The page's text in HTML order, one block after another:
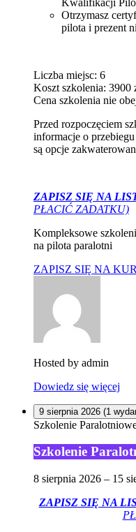
Otrzymasz
pilota i prezent
Liczba miejsc: 6
Koszt szkolenia: 3900
Cena szkolenia nie
Przed rozpoczęciem
informacje o
są opcje
ZAPISZ SIĘ NA
PŁACIĆ ZADATKU)
Kompleksowe
na pilota paralotni
ZAPISZ SIĘ NA
Hosted by admin
Dowiedz się więcej
9 sierpnia 2026 (1
Szkolenie
Szkolenie
8 sierpnia 2026 – 15
ZAPISZ SIĘ NA